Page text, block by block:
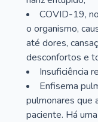
COVID-19,
o organismo,
até dores,
desconfortos e
Insuficiência
Enfisema
pulmonares que
paciente. Há